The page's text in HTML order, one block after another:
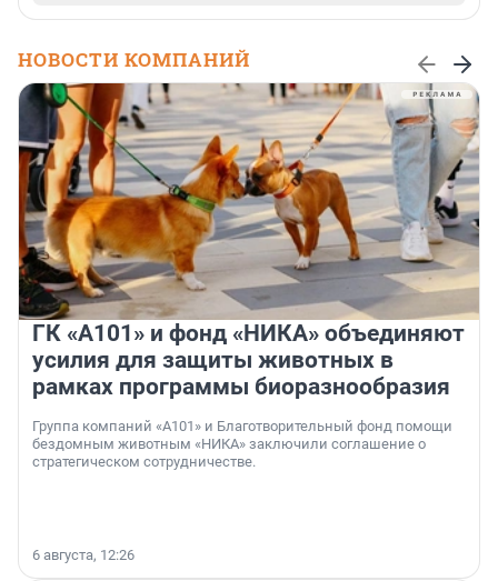
НОВОСТИ КОМПАНИЙ
ГК «А101» и фонд «НИКА» объединяют
усилия для защиты животных в
рамках программы биоразнообразия
Группа компаний «А101» и Благотворительный фонд помощи
бездомным животным «НИКА» заключили соглашение о
стратегическом сотрудничестве.
6 августа, 12:26